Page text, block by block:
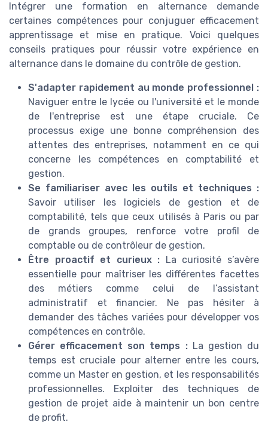
Intégrer une formation en alternance demande
certaines compétences pour conjuguer efficacement
apprentissage et mise en pratique. Voici quelques
conseils pratiques pour réussir votre expérience en
alternance dans le domaine du contrôle de gestion.
S'adapter rapidement au monde professionnel :
Naviguer entre le lycée ou l'université et le monde
de l'entreprise est une étape cruciale. Ce
processus exige une bonne compréhension des
attentes des entreprises, notamment en ce qui
concerne les compétences en comptabilité et
gestion.
Se familiariser avec les outils et techniques :
Savoir utiliser les logiciels de gestion et de
comptabilité, tels que ceux utilisés à Paris ou par
de grands groupes, renforce votre profil de
comptable ou de contrôleur de gestion.
Être proactif et curieux : La curiosité s’avère
essentielle pour maîtriser les différentes facettes
des métiers comme celui de l’assistant
administratif et financier. Ne pas hésiter à
demander des tâches variées pour développer vos
compétences en contrôle.
Gérer efficacement son temps :La gestion du
temps est cruciale pour alterner entre les cours,
comme un Master en gestion, et les responsabilités
professionnelles. Exploiter des techniques de
gestion de projet aide à maintenir un bon centre
de profit.